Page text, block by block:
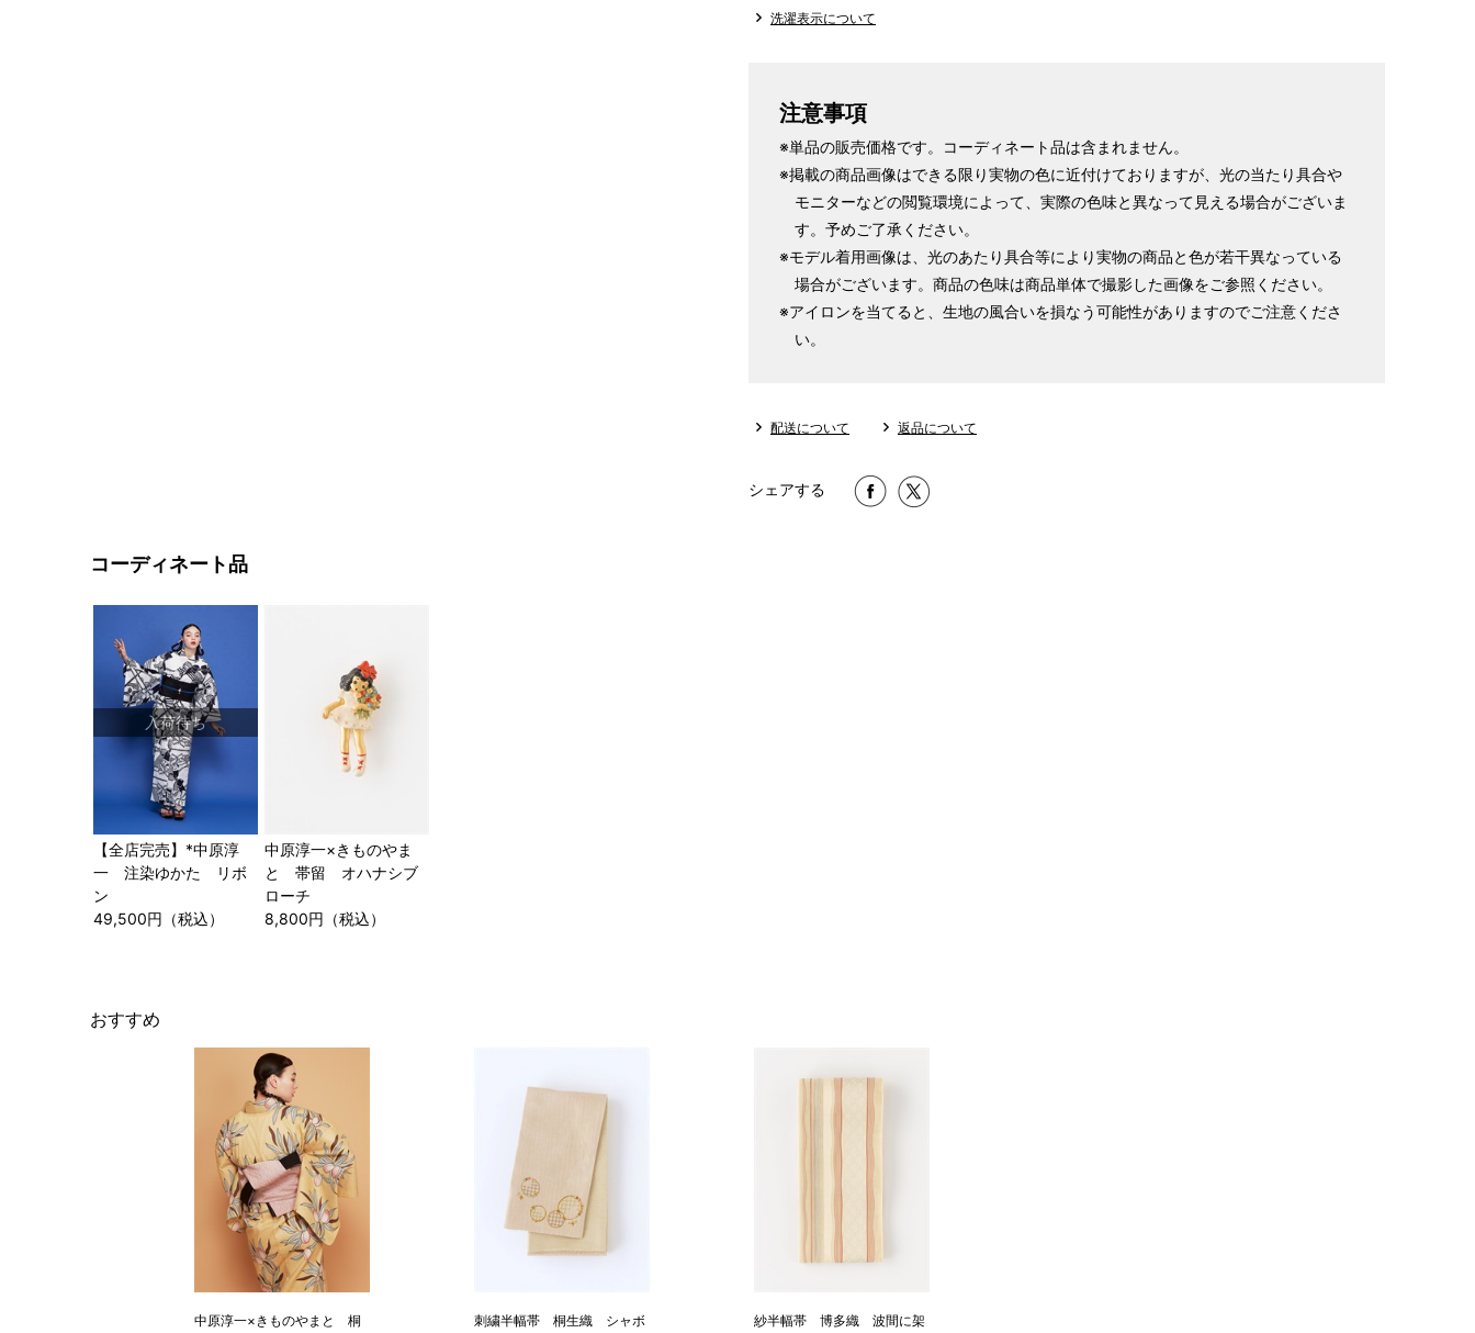
洗濯表示について
注意事項
※単品の販売価格です。コーディネート品は含まれません。
※掲載の商品画像はできる限り実物の色に近付けておりますが、光の当たり具合や
モニターなどの閲覧環境によって、実際の色味と異なって見える場合がございま
す。予めご了承ください。
※モデル着用画像は、光のあたり具合等により実物の商品と色が若干異なっている
場合がございます。商品の色味は商品単体で撮影した画像をご参照ください。
※アイロンを当てると、生地の風合いを損なう可能性がありますのでご注意くださ
い。
配送について 返品について
シェアする
コーディネート品
入荷待ち
【全店完売】*中原淳
一 注染ゆかた リボ
ン
49,500円（税込）
中原淳一×きものやま
と 帯留 オハナシブ
ローチ
8,800円（税込）
おすすめ
中原淳一×きものやまと 桐
刺繍半幅帯 桐生織 シャボ
紗半幅帯 博多織 波間に架